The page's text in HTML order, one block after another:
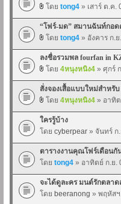
โดย tong4 » เสาร์ ต.ค.
“โฟร์-มด” สมานฉันท์กอด
โดย tong4 » อังคาร ก.
ลงชื่อรวมพล fourfan in
โดย 4หนุงหนิง4 » ศุกร์
สั่งจองเสื้อแบบใหม่สำหรับ
โดย 4หนุงหนิง4 » อาทิ
ใครรู้บ้าง
โดย cyberpear » จันทร์ ก
ตารางงานคุณโฟร์เดือนกั
โดย tong4 » อาทิตย์ ก.ย.
จะได้ดูละคร มนต์รักตลา
โดย beeranong » พฤหัสฯ